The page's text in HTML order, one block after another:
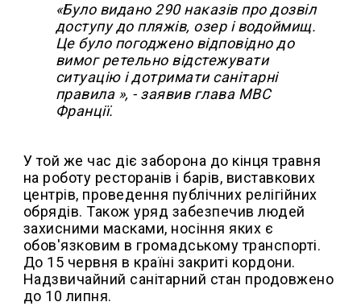
«Було видано 290 наказів про дозвіл
доступу до пляжів, озер і водоймищ.
Це було погоджено відповідно до
вимог ретельно відстежувати
ситуацію і дотримати санітарні
правила », - заявив глава МВС
Франції.
У той же час діє заборона до кінця травня
на роботу ресторанів і барів, виставкових
центрів, проведення публічних релігійних
обрядів. Також уряд забезпечив людей
захисними масками, носіння яких є
обов'язковим в громадському транспорті.
До 15 червня в країні закриті кордони.
Надзвичайний санітарний стан продовжено
до 10 липня.